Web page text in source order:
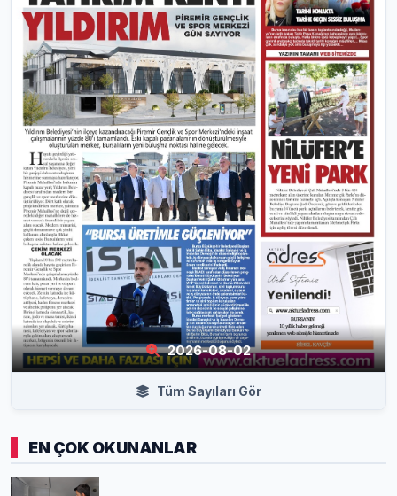
2026-08-02
Tüm Sayıları Gör
EN ÇOK OKUNANLAR